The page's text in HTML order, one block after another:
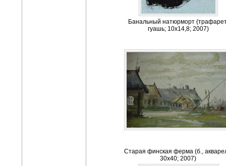
Банальный натюрморт
гуашь; 10х14,8; 2007)
Старая финская ферма (б.,
30х40; 2007)